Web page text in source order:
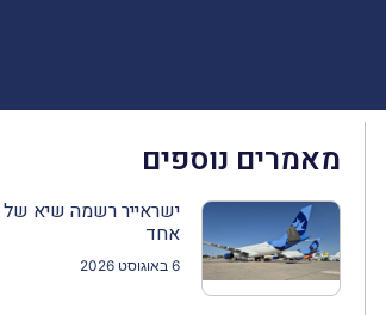
מאמרים נוספים
אחד
6 באוגוסט 2026